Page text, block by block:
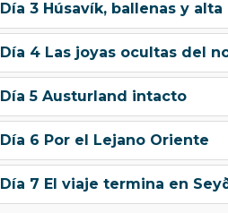
Día 3 Húsavík, ballenas y alta
Día 4 Las joyas ocultas del
Día 5 Austurland intacto
Día 6 Por el Lejano Oriente
Día 7 El viaje termina en